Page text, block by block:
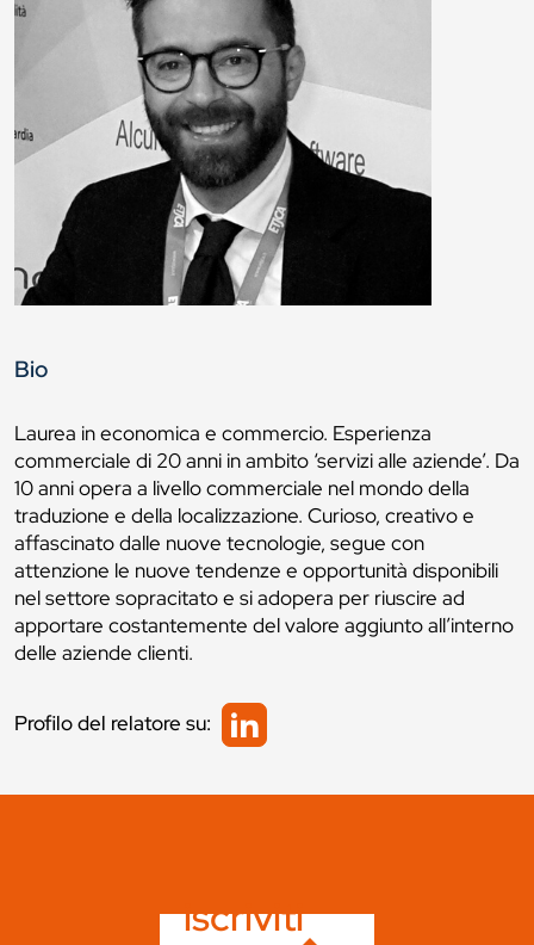
Bio
Laurea in economica e commercio. Esperienza
commerciale di 20 anni in ambito ‘servizi alle aziende’. Da
10 anni opera a livello commerciale nel mondo della
traduzione e della localizzazione. Curioso, creativo e
affascinato dalle nuove tecnologie, segue con
attenzione le nuove tendenze e opportunità disponibili
nel settore sopracitato e si adopera per riuscire ad
apportare costantemente del valore aggiunto all’interno
delle aziende clienti.
Profilo del relatore su:
iscriviti